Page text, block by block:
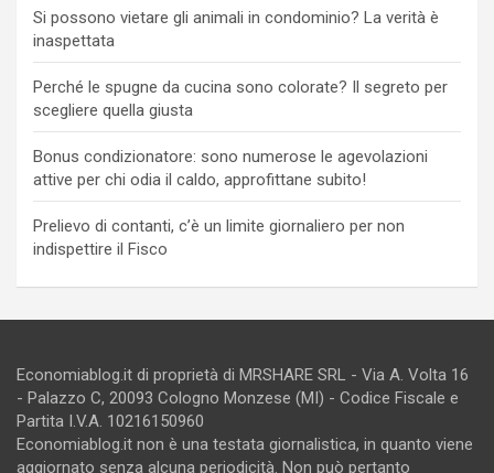
Si possono vietare gli animali in condominio? La verità è
inaspettata
Perché le spugne da cucina sono colorate? Il segreto per
scegliere quella giusta
Bonus condizionatore: sono numerose le agevolazioni
attive per chi odia il caldo, approfittane subito!
Prelievo di contanti, c’è un limite giornaliero per non
indispettire il Fisco
Economiablog.it di proprietà di MRSHARE SRL - Via A. Volta 16
- Palazzo C, 20093 Cologno Monzese (MI) - Codice Fiscale e
Partita I.V.A. 10216150960
Economiablog.it non è una testata giornalistica, in quanto viene
aggiornato senza alcuna periodicità. Non può pertanto